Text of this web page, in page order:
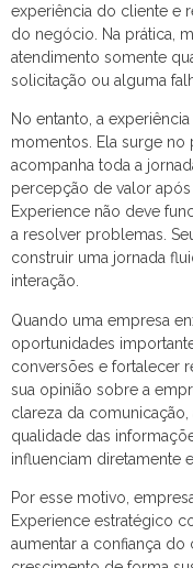
experiência do cliente e
do negócio. Na prática,
atendimento somente
solicitação ou alguma
No entanto, a
momentos. Ela surge no
acompanha toda a
percepção de valor
Experience não deve
a resolver problemas.
construir uma jornada
interação.
Quando uma empresa
oportunidades
conversões e fortalecer
sua opinião sobre a
clareza da
qualidade das
influenciam diretamente
Por esse motivo,
Experience estratégico
aumentar a confiança